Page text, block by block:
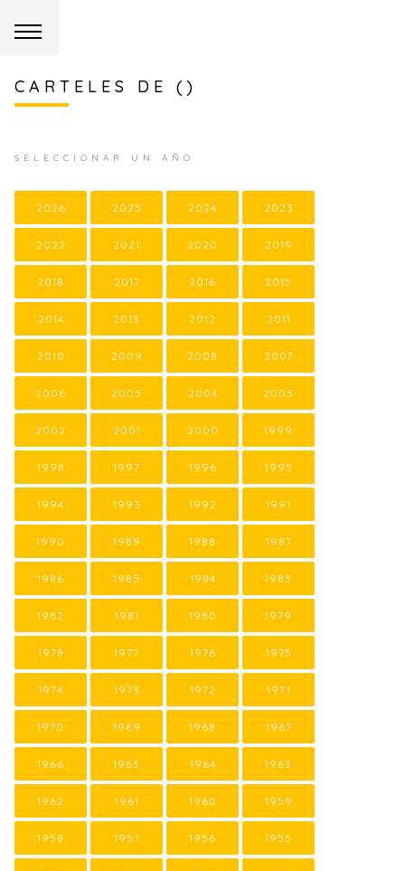
CARTELES DE ()
SELECCIONAR UN AÑO
2026 2025 2024 2023
2022 2021 2020 2019
2018 2017 2016 2015
2014 2013 2012 2011
2010 2009 2008 2007
2006 2005 2004 2003
2002 2001 2000 1999
1998 1997 1996 1995
1994 1993 1992 1991
1990 1989 1988 1987
1986 1985 1984 1983
1982 1981 1980 1979
1978 1977 1976 1975
1974 1973 1972 1971
1970 1969 1968 1967
1966 1965 1964 1963
1962 1961 1960 1959
1958 1957 1956 1955